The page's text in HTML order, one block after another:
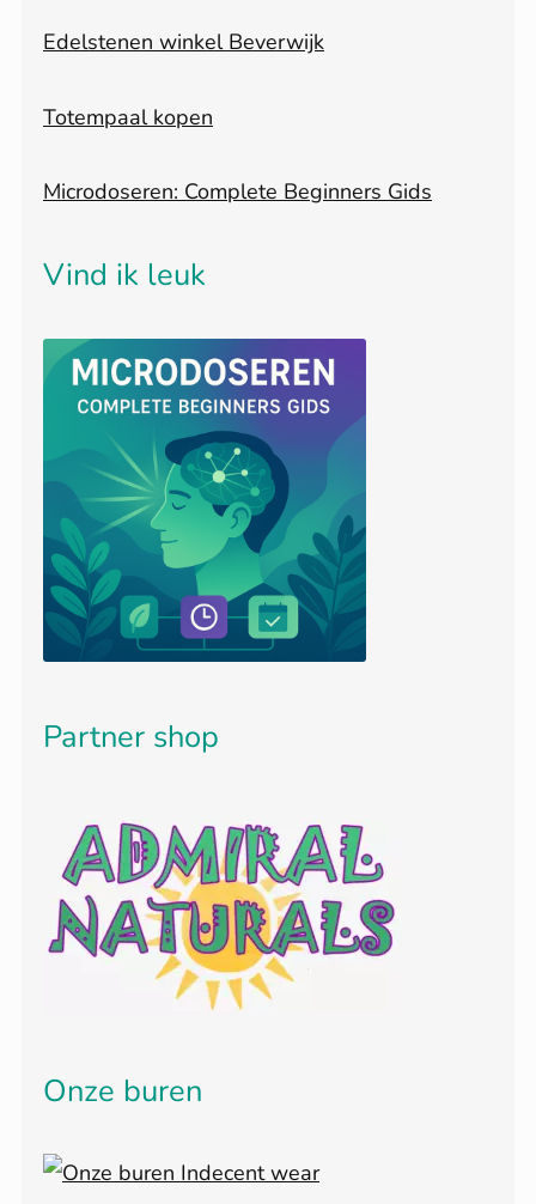
Edelstenen winkel Beverwijk
Totempaal kopen
Microdoseren: Complete Beginners Gids
Vind ik leuk
Partner shop
Onze buren